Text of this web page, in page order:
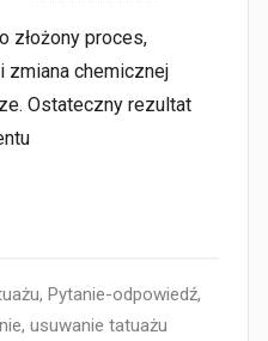
złożony proces,
chemicznej
Ostateczny rezultat
, Pytanie-odpowiedź,
, usuwanie tatuażu